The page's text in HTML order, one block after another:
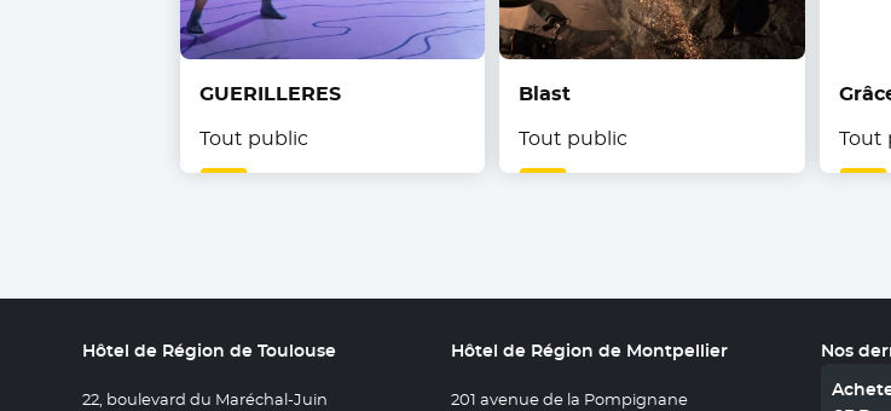
GUERILLERES
Tout public
Blast
Tout public
Tout
Hôtel de Région de Toulouse
22, boulevard du Maréchal-Juin
Hôtel de Région de Montpellier
201 avenue de la Pompignane
Nos